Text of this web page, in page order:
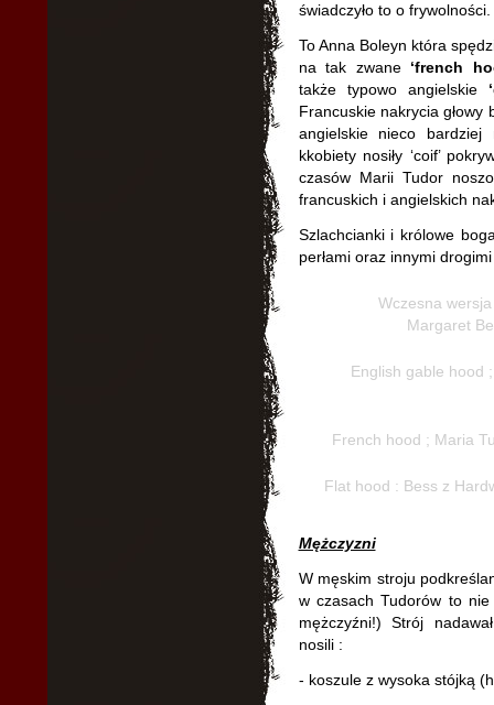
świadczyło to o frywolności.
To Anna Boleyn która
na tak zwane ‘french
także typowo angielskie
Francuskie nakrycia głowy
angielskie nieco
kkobiety nosiły ‘coif’
czasów Marii Tudor
francuskich i angielskich
Szlachcianki i królowe
perłami oraz innymi
Wczesna
Margaret
English gable hood
French hood ; Maria
Flat hood : Bess z
Mężczyzni
W męskim stroju
w czasach Tudorów to
mężczyźni!) Strój
nosili :
- koszule z wysoka stójką